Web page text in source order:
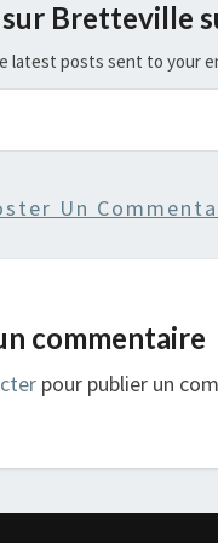
sur Bretteville
latest posts sent to your
Un
commentaire
pour publier un